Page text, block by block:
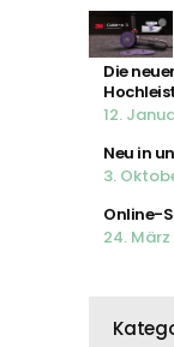
Die
12.
Neu in
3.
Online-
24.